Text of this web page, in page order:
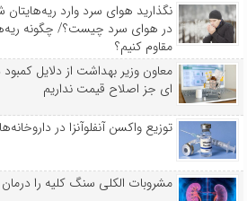
نگذارید هوای سرد وارد
در هوای سرد چیست؟/ چگونه ریه‌ها
مقاوم کنیم؟
معاون وزیر بهداشت از دلایل
ای جز اصلاح قیمت نداریم
توزیع واکسن‌ آنفلوآنزا در
مشروبات الکلی سنگ کلیه را